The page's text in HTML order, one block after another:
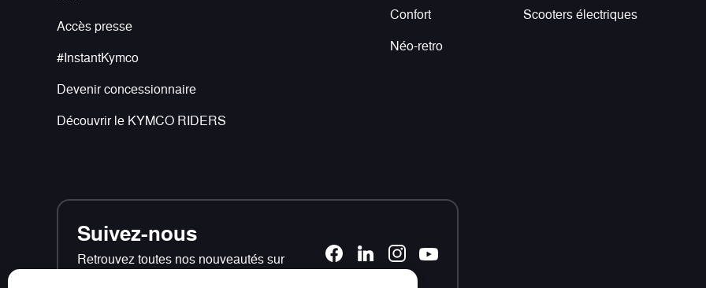
Accès presse
#InstantKymco
Devenir concessionnaire
Découvrir le KYMCO RIDERS
Confort
Néo-retro
Scooters électriques
Suivez-nous
Retrouvez toutes nos nouveautés sur